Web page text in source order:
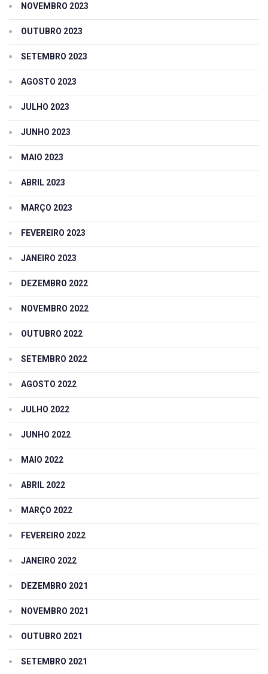
NOVEMBRO 2023
OUTUBRO 2023
SETEMBRO 2023
AGOSTO 2023
JULHO 2023
JUNHO 2023
MAIO 2023
ABRIL 2023
MARÇO 2023
FEVEREIRO 2023
JANEIRO 2023
DEZEMBRO 2022
NOVEMBRO 2022
OUTUBRO 2022
SETEMBRO 2022
AGOSTO 2022
JULHO 2022
JUNHO 2022
MAIO 2022
ABRIL 2022
MARÇO 2022
FEVEREIRO 2022
JANEIRO 2022
DEZEMBRO 2021
NOVEMBRO 2021
OUTUBRO 2021
SETEMBRO 2021